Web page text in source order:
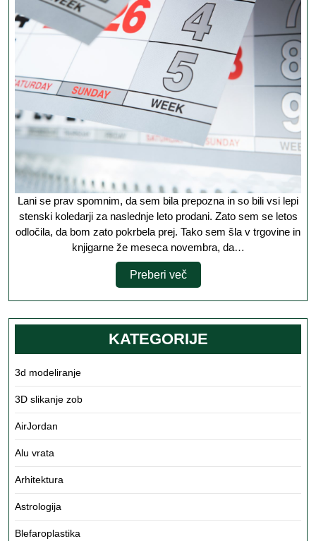
Lani se prav spomnim, da sem bila prepozna in so bili vsi lepi
stenski koledarji za naslednje leto prodani. Zato sem se letos
odločila, da bom zato pokrbela prej. Tako sem šla v trgovine in
knjigarne že meseca novembra, da…
Preberi večPreberi
več
KATEGORIJE
3d modeliranje
3D slikanje zob
AirJordan
Alu vrata
Arhitektura
Astrologija
Blefaroplastika